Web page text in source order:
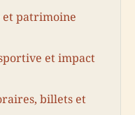
et patrimoine
et impact
billets et